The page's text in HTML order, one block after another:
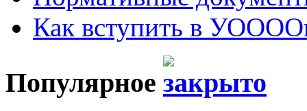
Как вступить в
Популярное